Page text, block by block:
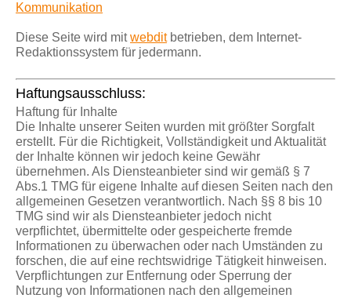
Kommunikation
Diese Seite wird mitwebditbetrieben, dem Internet-
Redaktionssystem für jedermann.
Haftungsausschluss:
Haftung für Inhalte
Die Inhalte unserer Seiten wurden mit größter Sorgfalt
erstellt. Für die Richtigkeit, Vollständigkeit und Aktualität
der Inhalte können wir jedoch keine Gewähr
übernehmen. Als Diensteanbieter sind wir gemäß § 7
Abs.1 TMG für eigene Inhalte auf diesen Seiten nach den
allgemeinen Gesetzen verantwortlich. Nach §§ 8 bis 10
TMG sind wir als Diensteanbieter jedoch nicht
verpflichtet, übermittelte oder gespeicherte fremde
Informationen zu überwachen oder nach Umständen zu
forschen, die auf eine rechtswidrige Tätigkeit hinweisen.
Verpflichtungen zur Entfernung oder Sperrung der
Nutzung von Informationen nach den allgemeinen